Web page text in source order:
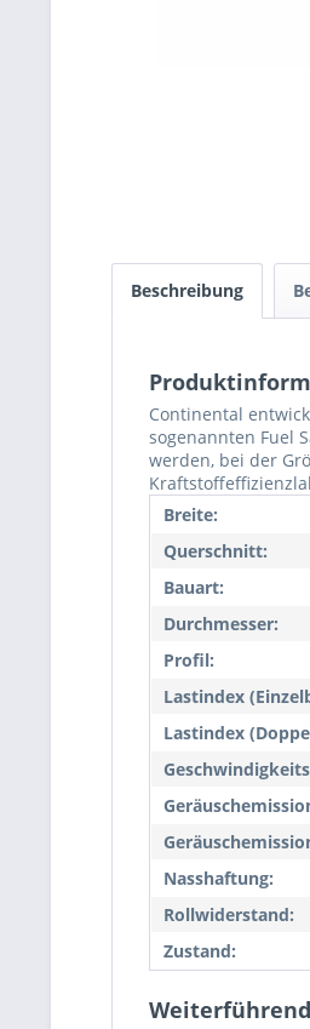
Beschreibung
Continental
sogenannten Fuel
werden, bei der
Breite:
Querschnitt:
Bauart:
Durchmesser:
Profil:
Lastindex
Lastindex
Nasshaftung:
Rollwiderstand:
Zustand: